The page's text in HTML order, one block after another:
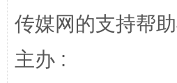
传媒网的支持帮
主办 :